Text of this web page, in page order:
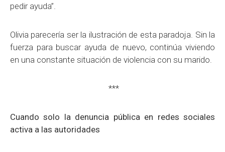
pedir ayuda”.
Olivia parecería ser la ilustración de esta paradoja. Sin la
fuerza para buscar ayuda de nuevo, continúa viviendo
en una constante situación de violencia con su marido.
***
Cuando solo la denuncia pública en redes sociales
activa a las autoridades